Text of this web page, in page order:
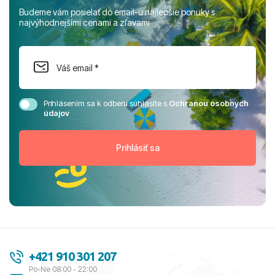
Budeme vám posielať do email-u najlepšie ponuky s
najvýhodnejšími cenami a zľavami
Prihlásením sa k odberu súhlasíte sOchranou osobných
údajov
+421 910 301 207
Po-Ne 08:00 - 22:00